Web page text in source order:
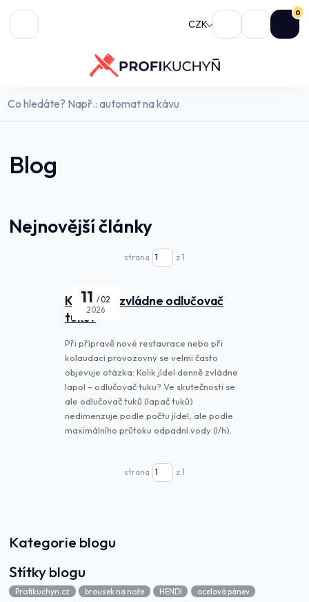
CZK
0
Kategorie blogu
Štítky blogu
Profikuchyn.cz brousek na nože HENDI
ocelová pánev
Blog
Nejnovější články
strana z 1
Kolik jídel zvládne odlučovač
tuků?
11
02
2026
Při přípravě nové restaurace nebo při
kolaudaci provozovny se velmi často
objevuje otázka: Kolik jídel denně zvládne
lapol – odlučovač tuku? Ve skutečnosti se
ale odlučovač tuků (lapač tuků)
nedimenzuje podle počtu jídel, ale podle
maximálního průtoku odpadní vody (l/h).
strana z 1